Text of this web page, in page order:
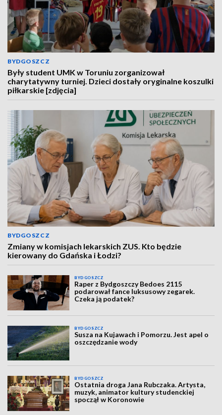
BYDGOSZCZ
Były student UMK w Toruniu zorganizował
charytatywny turniej. Dzieci dostały oryginalne koszulki
piłkarskie [zdjęcia]
BYDGOSZCZ
Zmiany w komisjach lekarskich ZUS. Kto będzie
kierowany do Gdańska i Łodzi?
BYDGOSZCZ
Raper z Bydgoszczy Bedoes 2115
podarował fance luksusowy zegarek.
Czeka ją podatek?
BYDGOSZCZ
Susza na Kujawach i Pomorzu. Jest apel o
oszczędzanie wody
BYDGOSZCZ
Ostatnia droga Jana Rubczaka. Artysta,
muzyk, animator kultury studenckiej
spoczął w Koronowie